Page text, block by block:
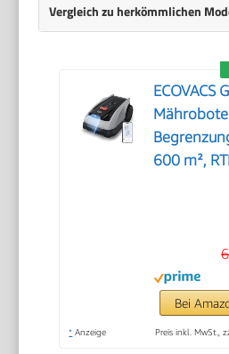
Vergleich zu herkömmlichen
ECOVACS
600 m²,
App
passiert 0,7
schmale
Bei
* Anzeige Preis inkl. MwSt.,